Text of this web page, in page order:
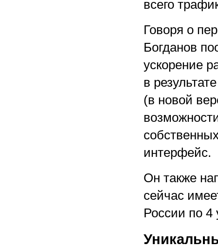
всего
Говоря о
Богданов
ускорение
в
(в новой
интерфейс.
Он также
сейчас
России по